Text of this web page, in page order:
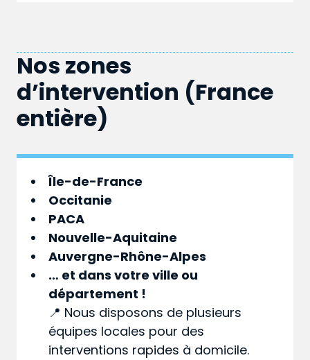
Nos zones
d’intervention (France
entière)
Île-de-France
Occitanie
PACA
Nouvelle-Aquitaine
Auvergne-Rhône-Alpes
… et dans votreville ou
département !
📍 Nous disposons de plusieurs
équipes locales pour des
interventions rapides à domicile.